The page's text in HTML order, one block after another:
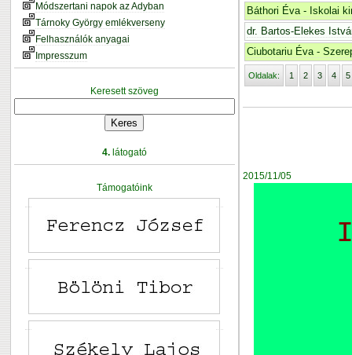
Módszertani napok az Adyban
Tárnoky György emlékverseny
Felhasználók anyagai
Impresszum
Keresett szöveg
4.látogató
Támogatóink
Báthori Éva - Iskolai
dr. Bartos-Elekes
Ciubotariu Éva -
Oldalak: 1 2 3 4 5
2015/11/05